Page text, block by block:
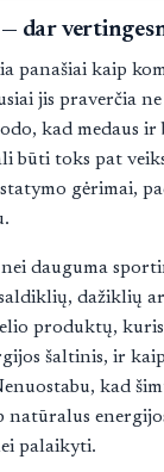
dar
panašiai kaip
jis praverčia
kad medaus ir
būti toks pat
gėrimai,
dauguma
dažiklių
produktų,
šaltinis, ir
kad
natūralus
palaikyti.